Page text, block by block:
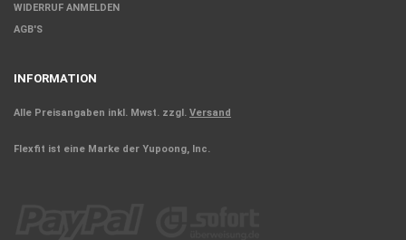
WIDERRUF ANMELDEN
AGB'S
INFORMATION
Alle Preisangaben inkl. Mwst. zzgl. Versand
Flexfit ist eine Marke der Yupoong, Inc.